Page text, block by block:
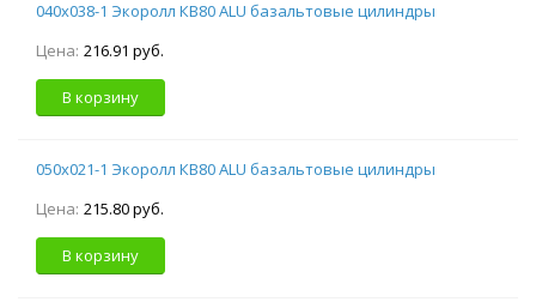
040х038-1 Экоролл КВ80 ALU базальтовые цилиндры
Цена: 216.91 руб.
В корзину
050х021-1 Экоролл КВ80 ALU базальтовые цилиндры
Цена: 215.80 руб.
В корзину